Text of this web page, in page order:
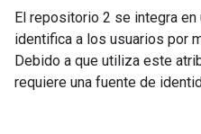
El repositorio 2 se integra
identifica a los usuarios por
Debido a que utiliza este
requiere una fuente de